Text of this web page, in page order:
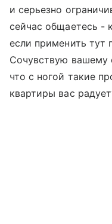
и серьезно
сейчас общаетесь -
если применить
Сочувствую вашему
что с ногой такие
квартиры вас